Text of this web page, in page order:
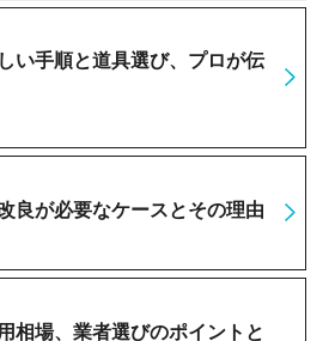
い手順と道具選び、プロが伝
良が必要なケースとその理由
相場、業者選びのポイントと